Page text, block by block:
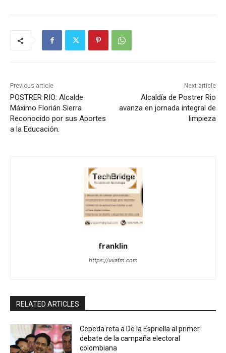
Previous article
POSTRER RIO: Alcalde
Máximo Florián Sierra
Reconocido por sus Aportes
a la Educación.
Next article
Alcaldía de Postrer Rio
avanza en jornada integral de
limpieza
franklin
https://uvafm.com
RELATED ARTICLES
Cepeda reta a De la Espriella al primer
debate de la campaña electoral
colombiana